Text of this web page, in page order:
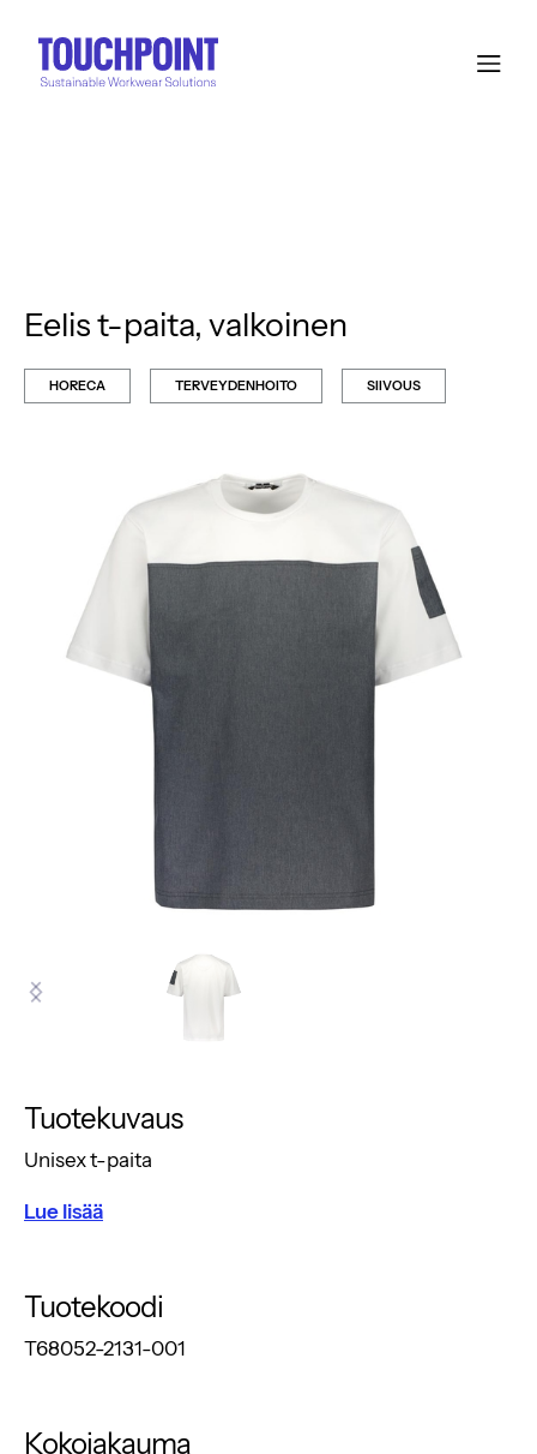
Eelis t-paita, valkoinen
HORECA TERVEYDENHOITO SIIVOUS
Tuotekuvaus
Unisex t-paita
Lue lisää
Tuotekoodi
T68052-2131-001
Kokojakauma